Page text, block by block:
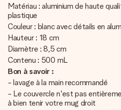
Matériau : aluminium de haute
plastique
Couleur : blanc avec détails en
Hauteur : 18 cm
Diamètre : 8,5 cm
Contenu : 500 mL
Bon à savoir :
- lavage à la main recommandé
- Le couvercle n'est pas
à bien tenir votre mug droit